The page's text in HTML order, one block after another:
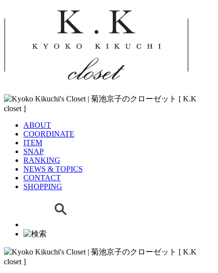
ABOUT
COORDINATE
ITEM
SNAP
RANKING
NEWS & TOPICS
CONTACT
SHOPPING